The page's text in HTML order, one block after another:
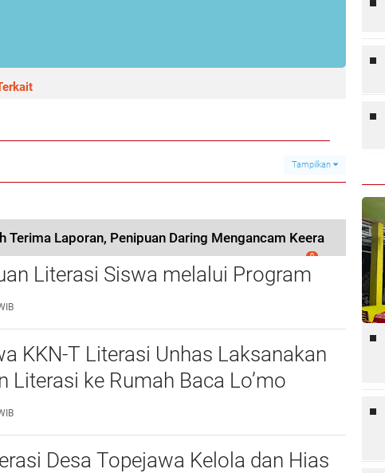
Tampilkan
Terima Laporan, Penipuan Daring Mengancam Keera
0
Unhas Gel-116 Asah
Literasi Siswa melalui Program
Cerita Berbasis Buku Bacaan
KKN-T Literasi Unhas Laksanakan
Literasi ke Rumah Baca Lo’mo
Siswa UPT SDN 66 Kajang
Desa Topejawa Kelola dan Hias